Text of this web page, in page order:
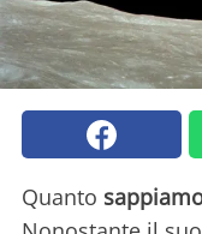
Quanto